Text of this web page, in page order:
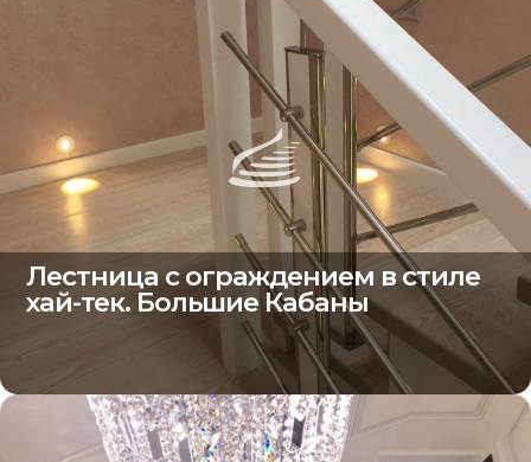
Лестница с ограждением в стиле
хай-тек. Большие Кабаны